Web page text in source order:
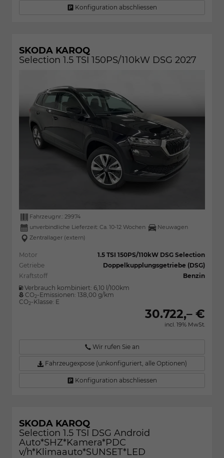
Konfiguration abschliessen
SKODA KAROQ
Selection 1.5 TSI 150PS/110kW DSG 2027
Fahrzeugnr.: 29974
unverbindliche Lieferzeit: Ca. 10-12 Wochen
Neuwagen
Zentrallager (extern)
Motor
1.5 TSI 150PS/110kW DSG Selection
Getriebe
Doppelkupplungsgetriebe (DSG)
Kraftstoff
Benzin
Verbrauch kombiniert: 6,10 l/100km
CO2-Emissionen: 138,00 g/km
CO2-Klasse: E
30.722,– €
incl. 19% MwSt.
Wir rufen Sie an
Fahrzeugexpose (unkonfiguriert, alle Optionen)
Konfiguration abschliessen
SKODA KAROQ
Selection 1.5 TSI DSG Android
Auto*SHZ*Kamera*PDC
v/h*Klimaauto*SUNSET*LED